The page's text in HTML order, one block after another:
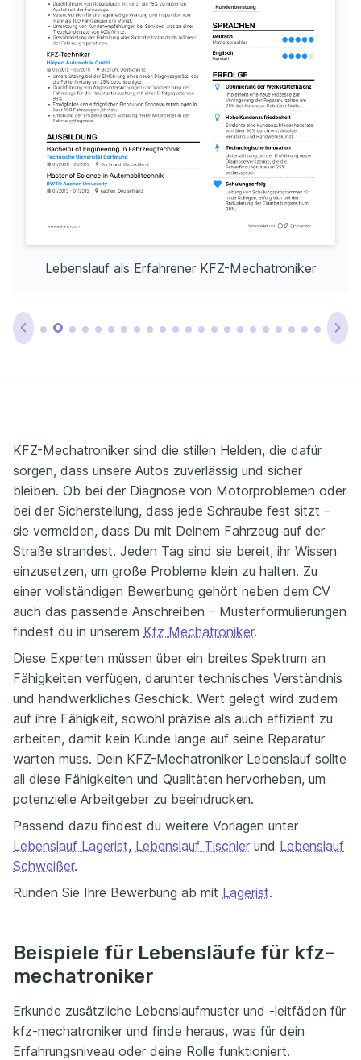
Lebenslauf als Erfahrener KFZ-Mechatroniker
KFZ-Mechatroniker sind die stillen Helden, die dafür
sorgen, dass unsere Autos zuverlässig und sicher
bleiben. Ob bei der Diagnose von Motorproblemen oder
bei der Sicherstellung, dass jede Schraube fest sitzt –
sie vermeiden, dass Du mit Deinem Fahrzeug auf der
Straße strandest. Jeden Tag sind sie bereit, ihr Wissen
einzusetzen, um große Probleme klein zu halten. Zu
einer vollständigen Bewerbung gehört neben dem CV
auch das passende Anschreiben – Musterformulierungen
findest du in unserem Kfz Mechatroniker.
Diese Experten müssen über ein breites Spektrum an
Fähigkeiten verfügen, darunter technisches Verständnis
und handwerkliches Geschick. Wert gelegt wird zudem
auf ihre Fähigkeit, sowohl präzise als auch effizient zu
arbeiten, damit kein Kunde lange auf seine Reparatur
warten muss. Dein KFZ-Mechatroniker Lebenslauf sollte
all diese Fähigkeiten und Qualitäten hervorheben, um
potenzielle Arbeitgeber zu beeindrucken.
Passend dazu findest du weitere Vorlagen unter
Lebenslauf Lagerist, Lebenslauf Tischler und Lebenslauf
Schweißer.
Runden Sie Ihre Bewerbung ab mit Lagerist.
Beispiele für Lebensläufe für kfz-
mechatroniker
Erkunde zusätzliche Lebenslaufmuster und -leitfäden für
kfz-mechatroniker und finde heraus, was für dein
Erfahrungsniveau oder deine Rolle funktioniert.